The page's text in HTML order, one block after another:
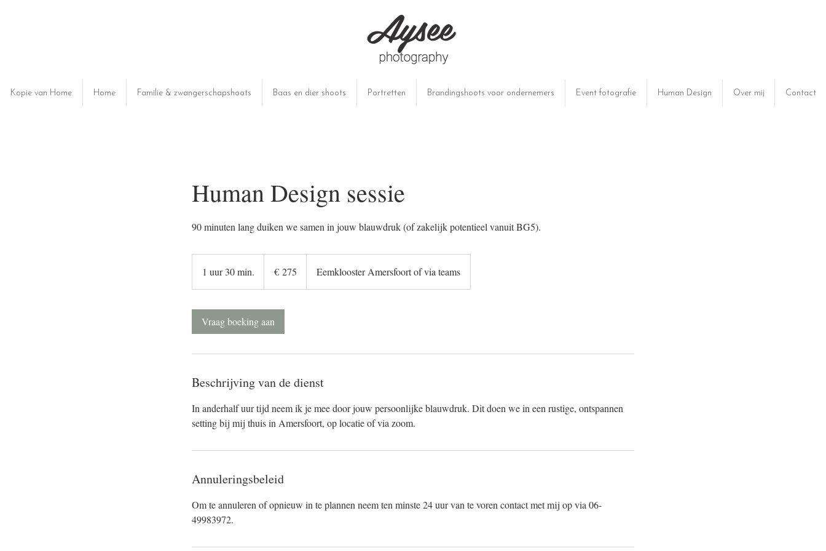
Kopie van Home Home Familie & zwangerschapshoots Baas en dier shoots Portretten Brandingshoots voor ondernemers Event fotografie Human Design Over mij Contact
Human Design sessie
90 minuten lang duiken we samen in jouw blauwdruk (of zakelijk potentieel vanuit BG5).
1 uur 30 min.
u
0
.
€ 275 Eemklooster Amersfoort of via teams
Vraag boeking aan
Beschrijving van de dienst
In anderhalf uur tijd neem ik je mee door jouw persoonlijke blauwdruk. Dit doen we in een rustige, ontspannen
setting bij mij thuis in Amersfoort, op locatie of via zoom.
Annuleringsbeleid
Om te annuleren of opnieuw in te plannen neem ten minste 24 uur van te voren contact met mij op via 06-
49983972.